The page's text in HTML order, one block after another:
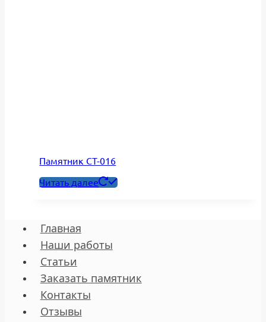
Памятник СТ-016
Читать далее
Главная
Наши работы
Статьи
Заказать памятник
Контакты
Отзывы